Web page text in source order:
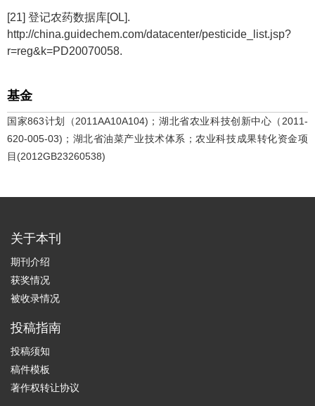
[21] 登记农药数据库[OL].
http://china.guidechem.com/datacenter/pesticide_list.jsp?
r=reg&k=PD20070058.
基金
国家863计划（2011AA10A104)；湖北省农业科技创新中心（2011-
620-005-03)；湖北省油菜产业技术体系；农业科技成果转化资金项
目(2012GB23260538)
关于本刊
期刊介绍
获奖情况
被收录情况
投稿指南
投稿须知
稿件模板
著作权转让协议